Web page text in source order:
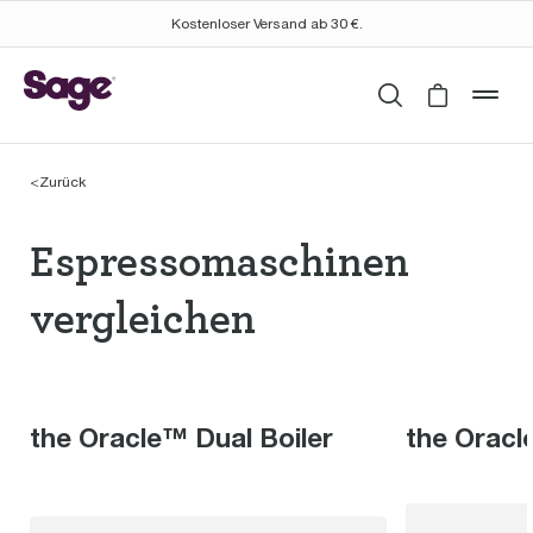
Kostenloser Versand ab 30 €.
SuchenCart is
<Zurück
Espressomaschinen
vergleichen
the Oracle™ Dual Boiler the